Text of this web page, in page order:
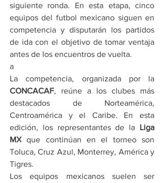
siguiente ronda. En esta etapa, cinco
equipos del futbol mexicano siguen en
competencia y disputarán los partidos
de ida con el objetivo de tomar ventaja
antes de los encuentros de vuelta.
a
CONCACAF, reúne a los clubes más
destacados de Norteamérica,
Centroamérica y el Caribe. En esta
edición, los representantes de la Liga
MX que continúan en el torneo son
Toluca, Cruz Azul, Monterrey, América y
Tigres.
Los equipos mexicanos suelen ser